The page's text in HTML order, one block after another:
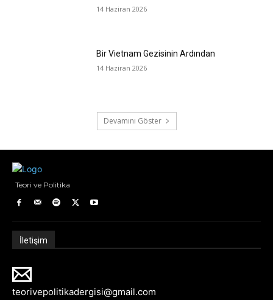
14 Haziran 2026
Bir Vietnam Gezisinin Ardından
14 Haziran 2026
Devamını Göster
Teori ve Politika
İletişim
teorivepolitikadergisi@gmail.com